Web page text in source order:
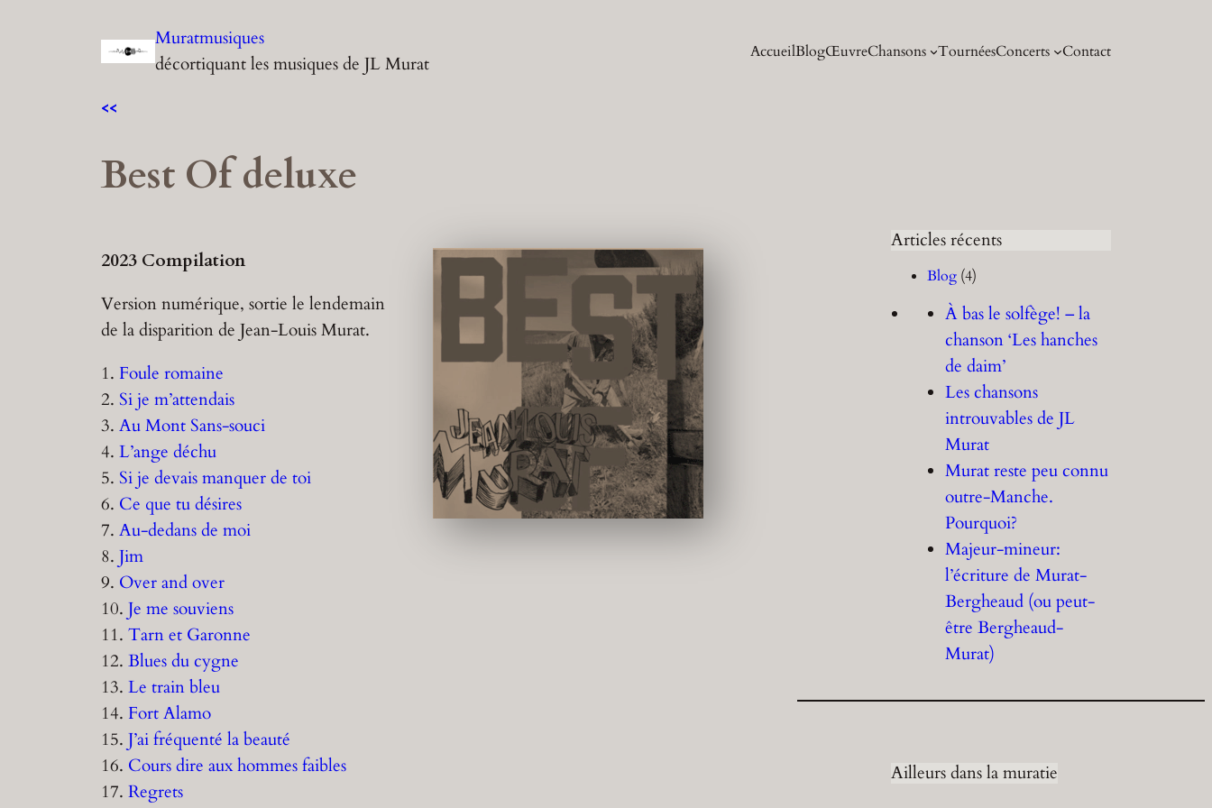
Muratmusiques
décortiquant les musiques de JL Murat
AccueilBlogŒuvreChansons TournéesConcerts Contact
<<
Best Of deluxe
2023 Compilation
Version numérique, sortie le lendemain
de la disparition de Jean-Louis Murat.
1. Foule romaine
2. Si je m’attendais
3. Au Mont Sans-souci
4. L’ange déchu
5. Si je devais manquer de toi
6. Ce que tu désires
7. Au-dedans de moi
8. Jim
9. Over and over
10. Je me souviens
11. Tarn et Garonne
12. Blues du cygne
13. Le train bleu
14. Fort Alamo
15. J’ai fréquenté la beauté
16. Cours dire aux hommes faibles
17. Regrets
Articles récents
Blog (4)
À bas le solfège! – la
chanson ‘Les hanches
de daim’
Les chansons
introuvables de JL
Murat
Murat reste peu connu
outre-Manche.
Pourquoi?
Majeur-mineur:
l’écriture de Murat-
Bergheaud (ou peut-
être Bergheaud-
Murat)
Ailleurs dans la muratie